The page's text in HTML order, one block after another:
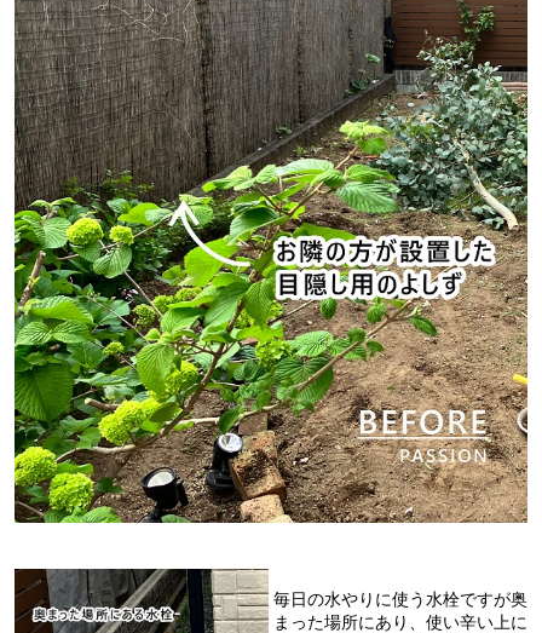
毎日の水やりに使う水栓ですが奥
まった場所にあり、使い辛い上に